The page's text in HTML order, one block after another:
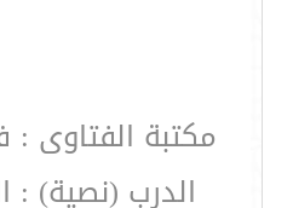
مكتبة الفتاوى
الدرب (نصية) :